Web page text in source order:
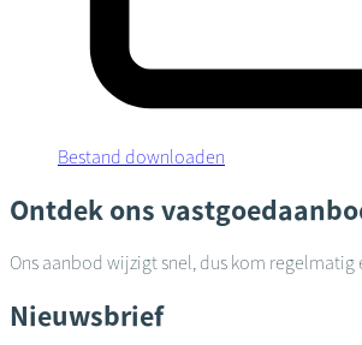
Bestand downloaden
Ontdek ons
Ons aanbod wijzigt snel, dus kom regelmatig
Nieuwsbrief